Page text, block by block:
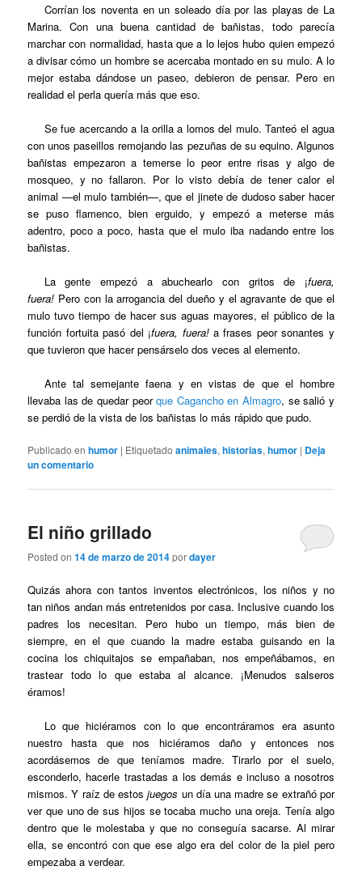
Corrían los noventa en un soleado día por las playas de La
Marina. Con una buena cantidad de bañistas, todo parecía
marchar con normalidad, hasta que a lo lejos hubo quien empezó
a divisar cómo un hombre se acercaba montado en su mulo. A lo
mejor estaba dándose un paseo, debieron de pensar. Pero en
realidad el perla quería más que eso.
Se fue acercando a la orilla a lomos del mulo. Tanteó el agua
con unos paseillos remojando las pezuñas de su equino. Algunos
bañistas empezaron a temerse lo peor entre risas y algo de
mosqueo, y no fallaron. Por lo visto debía de tener calor el
animal —el mulo también—, que el jinete de dudoso saber hacer
se puso flamenco, bien erguido, y empezó a meterse más
adentro, poco a poco, hasta que el mulo iba nadando entre los
bañistas.
La gente empezó a abuchearlo con gritos de ¡fuera,
fuera! Pero con la arrogancia del dueño y el agravante de que el
mulo tuvo tiempo de hacer sus aguas mayores, el público de la
función fortuita pasó del ¡fuera, fuera!a frases peor sonantes y
que tuvieron que hacer pensárselo dos veces al elemento.
Ante tal semejante faena y en vistas de que el hombre
llevaba las de quedar peorque Cagancho en Almagro, se salió y
se perdió de la vista de los bañistas lo más rápido que pudo.
Publicado en humor | Etiquetado animales,historias,humor | Deja
un comentario
El niño grillado
Posted on14 de marzo de 2014pordayer
Quizás ahora con tantos inventos electrónicos, los niños y no
tan niños andan más entretenidos por casa. Inclusive cuando los
padres los necesitan. Pero hubo un tiempo, más bien de
siempre, en el que cuando la madre estaba guisando en la
cocina los chiquitajos se empañaban, nos empeñábamos, en
trastear todo lo que estaba al alcance. ¡Menudos salseros
éramos!
Lo que hiciéramos con lo que encontráramos era asunto
nuestro hasta que nos hiciéramos daño y entonces nos
acordásemos de que teníamos madre. Tirarlo por el suelo,
esconderlo, hacerle trastadas a los demás e incluso a nosotros
mismos. Y raíz de estosjuegos un día una madre se extrañó por
ver que uno de sus hijos se tocaba mucho una oreja. Tenía algo
dentro que le molestaba y que no conseguía sacarse. Al mirar
ella, se encontró con que ese algo era del color de la piel pero
empezaba a verdear.